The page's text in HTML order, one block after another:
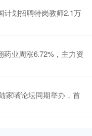
计划招聘特岗教师2.1万
药业周涨6.72%，主力资
家嘴论坛同期举办，首